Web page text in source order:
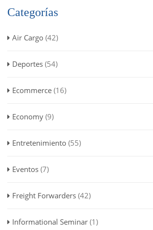
Categorías
Air Cargo (42)
Deportes (54)
Ecommerce (16)
Economy (9)
Entretenimiento (55)
Eventos (7)
Freight Forwarders (42)
Informational Seminar (1)